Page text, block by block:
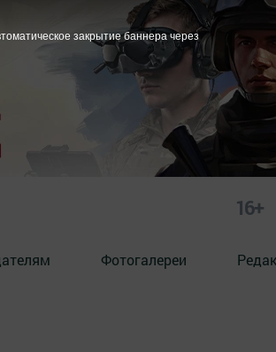
16+
Фотогалереи
закрытие баннера через